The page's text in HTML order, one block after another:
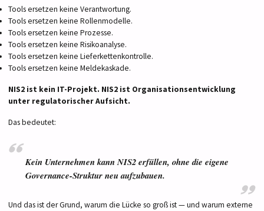
Tools ersetzen keine Verantwortung.
Tools ersetzen keine Rollenmodelle.
Tools ersetzen keine Prozesse.
Tools ersetzen keine Risikoanalyse.
Tools ersetzen keine Lieferkettenkontrolle.
Tools ersetzen keine Meldekaskade.
NIS2 ist kein IT-Projekt. NIS2 ist Organisationsentwicklung
unter regulatorischer Aufsicht.
Das bedeutet:
Kein Unternehmen kann NIS2 erfüllen, ohne die eigene
Governance-Struktur neu aufzubauen.
Und das ist der Grund, warum die Lücke so groß ist — und warum externe